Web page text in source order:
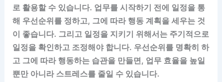
로 활용할 수 있습니다. 업무를 시작하기 전에 일정을 통
해 우선순위를 정하고, 그에 따라 행동 계획을 세우는 것
이 좋습니다. 그리고 일정을 지키기 위해서는 주기적으로
일정을 확인하고 조정해야 합니다. 우선순위를 명확히 하
고 그에 따라 행동하는 습관을 만들면, 업무 효율을 높일
뿐만 아니라 스트레스를 줄일 수 있습니다.